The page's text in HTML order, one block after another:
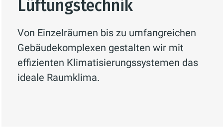
des CO 2-Ausstoßes bei und
wichtiger Gebäudeparameter.
Lüftungstechnik
Von Einzelräumen bis zu umfangreichen
Gebäudekomplexen gestalten wir mit
effizienten Klimatisierungssystemen das
ideale Raumklima.